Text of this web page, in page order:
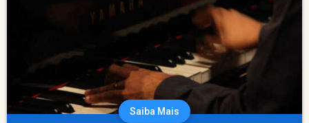
Saiba Mais